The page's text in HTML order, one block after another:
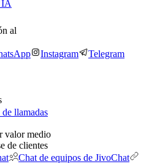
IA
al
Instagram Telegram
llamadas
valor medio
de clientes
Chat de equipos de JivoChat